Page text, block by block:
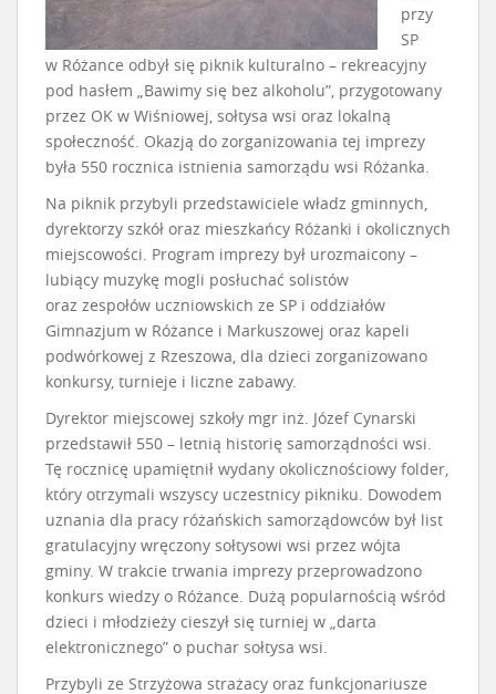
przy
SP
w Różance odbył się piknik kulturalno – rekreacyjny
pod hasłem „Bawimy się bez alkoholu”, przygotowany
przez OK w Wiśniowej, sołtysa wsi oraz lokalną
społeczność. Okazją do zorganizowania tej imprezy
była 550 rocznica istnienia samorządu wsi Różanka.
Na piknik przybyli przedstawiciele władz gminnych,
dyrektorzy szkół oraz mieszkańcy Różanki i okolicznych
miejscowości. Program imprezy był urozmaicony –
lubiący muzykę mogli posłuchać solistów
oraz zespołów uczniowskich ze SP i oddziałów
Gimnazjum w Różance i Markuszowej oraz kapeli
podwórkowej z Rzeszowa, dla dzieci zorganizowano
konkursy, turnieje i liczne zabawy.
Dyrektor miejscowej szkoły mgr inż. Józef Cynarski
przedstawił 550 – letnią historię samorządności wsi.
Tę rocznicę upamiętnił wydany okolicznościowy folder,
który otrzymali wszyscy uczestnicy pikniku. Dowodem
uznania dla pracy różańskich samorządowców był list
gratulacyjny wręczony sołtysowi wsi przez wójta
gminy. W trakcie trwania imprezy przeprowadzono
konkurs wiedzy o Różance. Dużą popularnością wśród
dzieci i młodzieży cieszył się turniej w „darta
elektronicznego” o puchar sołtysa wsi.
Przybyli ze Strzyżowa strażacy oraz funkcjonariusze